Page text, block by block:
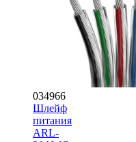
034966
Шлейф
питания
ARL-